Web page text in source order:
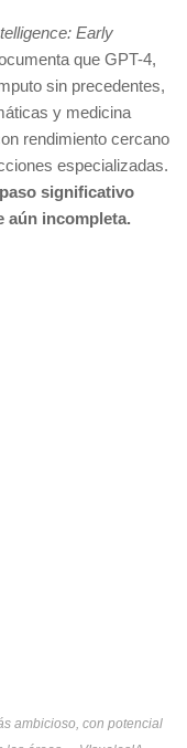
Early
que GPT-4,
sin precedentes,
y medicina
rendimiento cercano
especializadas.
significativo
aún incompleta.
ambicioso, con potencial